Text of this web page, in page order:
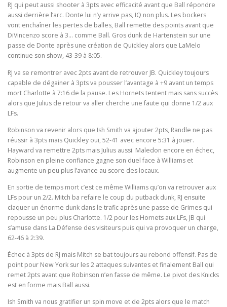
RJ qui peut aussi shooter à 3pts avec efficacité avant que Ball répondre
aussi derrière l’arc. Donte lui n’y arrive pas, IQ non plus. Les bockers
vont enchaîner les pertes de balles, Ball remette des points avant que
DiVincenzo score à 3… comme Ball. Gros dunk de Hartenstein sur une
passe de Donte après une création de Quickley alors que LaMelo
continue son show, 43-39 à 8:05.
RJ va se remontrer avec 2pts avant de retrouver JB. Quickley toujours
capable de dégainer à 3pts va pousser l’avantage à +9 avant un temps
mort Charlotte à 7:16 de la pause. Les Hornets tentent mais sans succès
alors que Julius de retour va aller cherche une faute qui donne 1/2 aux
LFs.
Robinson va revenir alors que Ish Smith va ajouter 2pts, Randle ne pas
réussir à 3pts mais Quickley oui, 52-41 avec encore 5:31 à jouer.
Hayward va remettre 2pts mais Julius aussi. Maledon encore en échec,
Robinson en pleine confiance gagne son duel face à Williams et
augmente un peu plus l’avance au score des locaux.
En sortie de temps mort c’est ce même Williams qu’on va retrouver aux
LFs pour un 2/2. Mitch ba refaire le coup du putback dunk, RJ ensuite
claquer un énorme dunk dans le trafic après une passe de Grimes qui
repousse un peu plus Charlotte. 1/2 pour les Hornets aux LFs, JB qui
s’amuse dans La Défense des visiteurs puis qui va provoquer un charge,
62-46 à 2:39.
Échec à 3pts de RJ mais Mitch se bat toujours au rebond offensif. Pas de
point pour New York sur les 2 attaques suivantes et finalement Ball qui
remet 2pts avant que Robinson n’en fasse de même. Le pivot des Knicks
est en forme mais Ball aussi.
Ish Smith va nous gratifier un spin move et de 2pts alors que le match